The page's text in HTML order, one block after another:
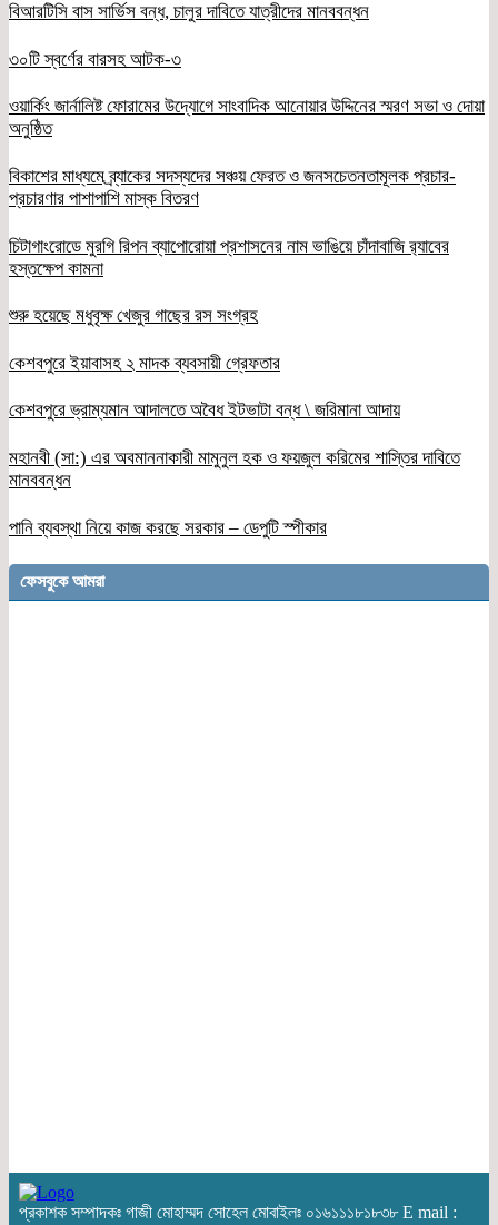
বিআরটিসি বাস সার্ভিস বন্ধ, চালুর দাবিতে যাত্রীদের মানববন্ধন
৩০টি স্বর্ণের বারসহ আটক-৩
ওয়ার্কিং জার্নালিষ্ট ফোরামের উদ্যোগে সাংবাদিক আনোয়ার উদ্দিনের স্মরণ সভা ও দোয়া
অনুষ্ঠিত
বিকাশের মাধ্যমে ব্র্যাকের সদস্যদের সঞ্চয় ফেরত ও জনসচেতনতামূলক প্রচার-
প্রচারণার পাশাপাশি মাস্ক বিতরণ
চিটাগাংরোডে মুরগি রিপন ব্যাপোরোয়া প্রশাসনের নাম ভাঙিয়ে চাঁদাবাজি র‌্যাবের
হস্তক্ষেপ কামনা
শুরু হয়েছে মধুবৃক্ষ খেজুর গাছের রস সংগ্রহ
কেশবপুরে ইয়াবাসহ ২ মাদক ব্যবসায়ী গ্রেফতার
কেশবপুরে ভ্রাম্যমান আদালতে অবৈধ ইটভাটা বন্ধ \ জরিমানা আদায়
মহানবী (সা:) এর অবমাননাকারী মামুনুল হক ও ফয়জুল করিমের শাস্তির দাবিতে
মানববন্ধন
পানি ব্যবস্থা নিয়ে কাজ করছে সরকার – ডেপুটি স্পীকার
ফেসবুকে আমরা
প্রকাশক সম্পাদকঃ গাজী মোহাম্মদ সোহেল মোবাইলঃ ০১৬১১১৮১৮৩৮ E mail :